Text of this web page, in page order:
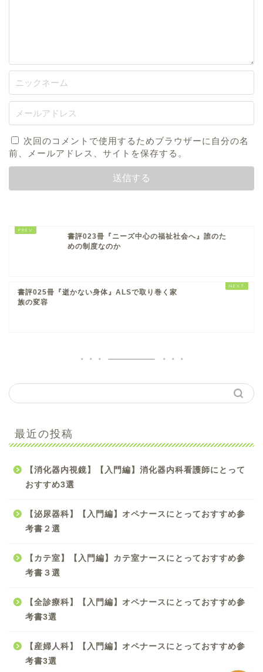
次回のコメントで使用するためブラウザーに自分の名
前、メールアドレス、サイトを保存する。
書評023冊『ニーズ中心の福祉社会へ』誰のた
めの制度なのか
書評025冊『逝かない身体』ALSで取り巻く家
族の変容
最近の投稿
【消化器内視鏡】【入門編】消化器内科看護師にとって
おすすめ3選
【泌尿器科】【入門編】オペナースにとっておすすめ参
考書２選
【カテ室】【入門編】カテ室ナースにとっておすすめ参
考書３選
【全診療科】【入門編】オペナースにとっておすすめ参
考書3選
【産婦人科】【入門編】オペナースにとっておすすめ参
考書3選
考書のおすすめ4選
選
オペナースにとってため
【必読書】現役オペ室看